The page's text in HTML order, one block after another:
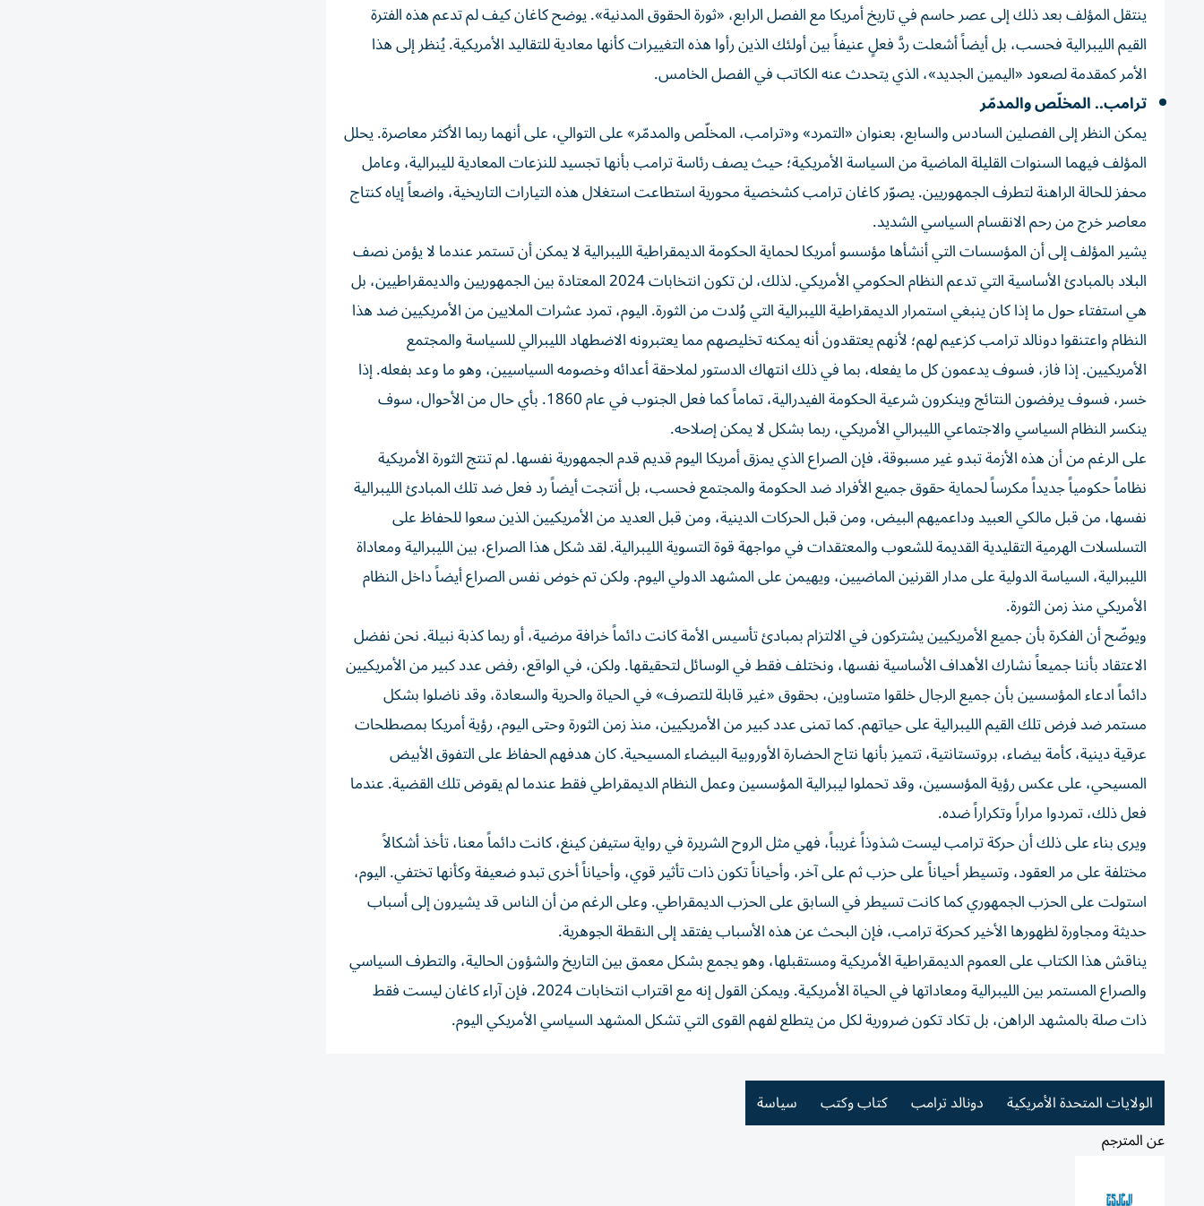
ينتقل المؤلف بعد ذلك إلى عصر حاسم في تاريخ أمريكا مع الفصل الرابع، «ثورة الحقوق المدنية». يوضح كاغان كيف لم تدعم هذه الفترة
القيم الليبرالية فحسب، بل أيضاً أشعلت ردَّ فعلٍ عنيفاً بين أولئك الذين رأوا هذه التغييرات كأنها معادية للتقاليد الأمريكية. يُنظر إلى هذا
الأمر كمقدمة لصعود «اليمين الجديد»، الذي يتحدث عنه الكاتب في الفصل الخامس.
ترامب.. المخلّص والمدمّر
يمكن النظر إلى الفصلين السادس والسابع، بعنوان «التمرد» و«ترامب، المخلّص والمدمّر» على التوالي، على أنهما ربما الأكثر معاصرة. يحلل
المؤلف فيهما السنوات القليلة الماضية من السياسة الأمريكية؛ حيث يصف رئاسة ترامب بأنها تجسيد للنزعات المعادية لليبرالية، وعامل
محفز للحالة الراهنة لتطرف الجمهوريين. يصوّر كاغان ترامب كشخصية محورية استطاعت استغلال هذه التيارات التاريخية، واضعاً إياه كنتاج
معاصر خرج من رحم الانقسام السياسي الشديد.
يشير المؤلف إلى أن المؤسسات التي أنشأها مؤسسو أمريكا لحماية الحكومة الديمقراطية الليبرالية لا يمكن أن تستمر عندما لا يؤمن نصف
البلاد بالمبادئ الأساسية التي تدعم النظام الحكومي الأمريكي. لذلك، لن تكون انتخابات 2024 المعتادة بين الجمهوريين والديمقراطيين، بل
هي استفتاء حول ما إذا كان ينبغي استمرار الديمقراطية الليبرالية التي وُلدت من الثورة. اليوم، تمرد عشرات الملايين من الأمريكيين ضد هذا
النظام واعتنقوا دونالد ترامب كزعيم لهم؛ لأنهم يعتقدون أنه يمكنه تخليصهم مما يعتبرونه الاضطهاد الليبرالي للسياسة والمجتمع
الأمريكيين. إذا فاز، فسوف يدعمون كل ما يفعله، بما في ذلك انتهاك الدستور لملاحقة أعدائه وخصومه السياسيين، وهو ما وعد بفعله. إذا
خسر، فسوف يرفضون النتائج وينكرون شرعية الحكومة الفيدرالية، تماماً كما فعل الجنوب في عام 1860. بأي حال من الأحوال، سوف
ينكسر النظام السياسي والاجتماعي الليبرالي الأمريكي، ربما بشكل لا يمكن إصلاحه.
على الرغم من أن هذه الأزمة تبدو غير مسبوقة، فإن الصراع الذي يمزق أمريكا اليوم قديم قدم الجمهورية نفسها. لم تنتج الثورة الأمريكية
نظاماً حكومياً جديداً مكرساً لحماية حقوق جميع الأفراد ضد الحكومة والمجتمع فحسب، بل أنتجت أيضاً رد فعل ضد تلك المبادئ الليبرالية
نفسها، من قبل مالكي العبيد وداعميهم البيض، ومن قبل الحركات الدينية، ومن قبل العديد من الأمريكيين الذين سعوا للحفاظ على
التسلسلات الهرمية التقليدية القديمة للشعوب والمعتقدات في مواجهة قوة التسوية الليبرالية. لقد شكل هذا الصراع، بين الليبرالية ومعاداة
الليبرالية، السياسة الدولية على مدار القرنين الماضيين، ويهيمن على المشهد الدولي اليوم. ولكن تم خوض نفس الصراع أيضاً داخل النظام
الأمريكي منذ زمن الثورة.
ويوضّح أن الفكرة بأن جميع الأمريكيين يشتركون في الالتزام بمبادئ تأسيس الأمة كانت دائماً خرافة مرضية، أو ربما كذبة نبيلة. نحن نفضل
الاعتقاد بأننا جميعاً نشارك الأهداف الأساسية نفسها، ونختلف فقط في الوسائل لتحقيقها. ولكن، في الواقع، رفض عدد كبير من الأمريكيين
دائماً ادعاء المؤسسين بأن جميع الرجال خلقوا متساوين، بحقوق «غير قابلة للتصرف» في الحياة والحرية والسعادة، وقد ناضلوا بشكل
مستمر ضد فرض تلك القيم الليبرالية على حياتهم. كما تمنى عدد كبير من الأمريكيين، منذ زمن الثورة وحتى اليوم، رؤية أمريكا بمصطلحات
عرقية دينية، كأمة بيضاء، بروتستانتية، تتميز بأنها نتاج الحضارة الأوروبية البيضاء المسيحية. كان هدفهم الحفاظ على التفوق الأبيض
المسيحي، على عكس رؤية المؤسسين، وقد تحملوا ليبرالية المؤسسين وعمل النظام الديمقراطي فقط عندما لم يقوض تلك القضية. عندما
فعل ذلك، تمردوا مراراً وتكراراً ضده.
ويرى بناء على ذلك أن حركة ترامب ليست شذوذاً غريباً، فهي مثل الروح الشريرة في رواية ستيفن كينغ، كانت دائماً معنا، تأخذ أشكالاً
مختلفة على مر العقود، وتسيطر أحياناً على حزب ثم على آخر، وأحياناً تكون ذات تأثير قوي، وأحياناً أخرى تبدو ضعيفة وكأنها تختفي. اليوم،
استولت على الحزب الجمهوري كما كانت تسيطر في السابق على الحزب الديمقراطي. وعلى الرغم من أن الناس قد يشيرون إلى أسباب
حديثة ومجاورة لظهورها الأخير كحركة ترامب، فإن البحث عن هذه الأسباب يفتقد إلى النقطة الجوهرية.
يناقش هذا الكتاب على العموم الديمقراطية الأمريكية ومستقبلها، وهو يجمع بشكل معمق بين التاريخ والشؤون الحالية، والتطرف السياسي
والصراع المستمر بين الليبرالية ومعاداتها في الحياة الأمريكية. ويمكن القول إنه مع اقتراب انتخابات 2024، فإن آراء كاغان ليست فقط
ذات صلة بالمشهد الراهن، بل تكاد تكون ضرورية لكل من يتطلع لفهم القوى التي تشكل المشهد السياسي الأمريكي اليوم.
الولايات المتحدة الأمريكية دونالد ترامب كتاب وكتب
سياسة
عن المترجم